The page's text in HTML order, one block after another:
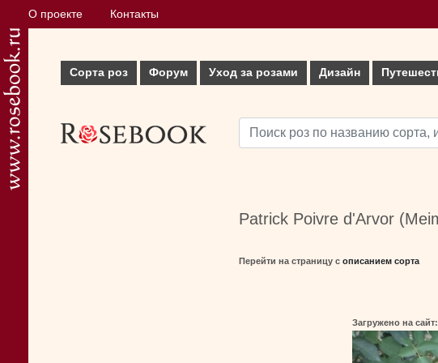
О проекте Контакты
Сорта роз Форум Уход за розами Дизайн
Patrick Poivre d'Arvor
Перейти на страницу с описанием сорта
Загружено на сайт: